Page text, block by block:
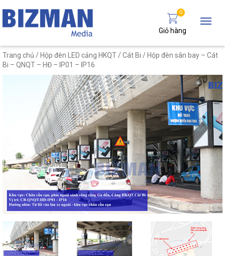
0
Giỏ hàng
Trang chủ / Hộp đèn LED cảng HKQT /Cát Bi / Hộp đèn sân bay – Cát
Bi – QNQT – HĐ – IP01 – IP16